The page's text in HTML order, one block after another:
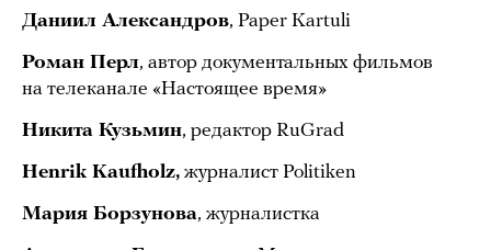
Даниил Александров, Paper Kartuli
Роман Перл, автор документальных фильмов
на телеканале «Настоящее время»
Никита Кузьмин, редактор RuGrad
Henrik Kaufholz, журналист Politiken
Мария Борзунова, журналистка